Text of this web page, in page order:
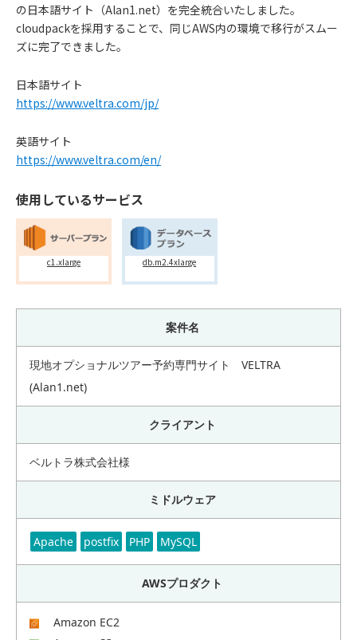
の日本語サイト（Alan1.net）を完全統合いたしました。
cloudpackを採用することで、同じAWS内の環境で移行がスムー
ズに完了できました。
日本語サイト
https://www.veltra.com/jp/
英語サイト
https://www.veltra.com/en/
使用しているサービス
c1.xlarge db.m2.4xlarge
案件名
現地オプショナルツアー予約専門サイト VELTRA
(Alan1.net)
クライアント
ベルトラ株式会社様
ミドルウェア
Apache postfix PHP MySQL
AWSプロダクト
Amazon EC2